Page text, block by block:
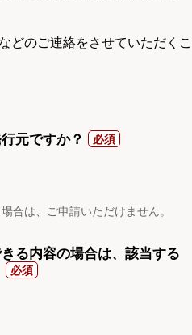
どのご連絡をさせていただくこ
元ですか？
合は、ご申請いただけません。
る内容の場合は、該当する